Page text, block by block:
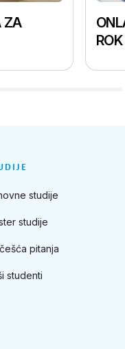
ZA
studije
studije
pitanja
studenti